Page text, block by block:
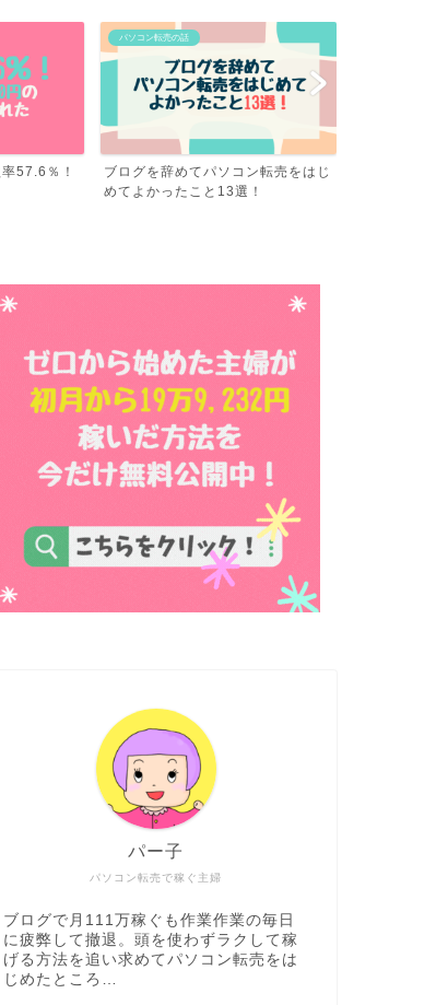
売をはじ
パソコン転売の話
転売の利益率が高いのはやっぱりコ
レ！６４．６％でパソコン...
パソコン転売で稼ぐ主婦
パー子
ブログで月111万稼ぐも作業作業の毎日
に疲弊して撤退。頭を使わずラクして稼
げる方法を追い求めてパソコン転売をは
じめたところ…